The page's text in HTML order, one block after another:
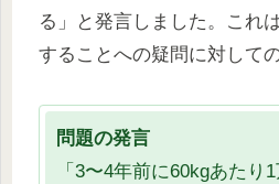
る」と発言しました。これ
することへの疑問に対して
問題の発言
「3〜4年前に60kgあたり